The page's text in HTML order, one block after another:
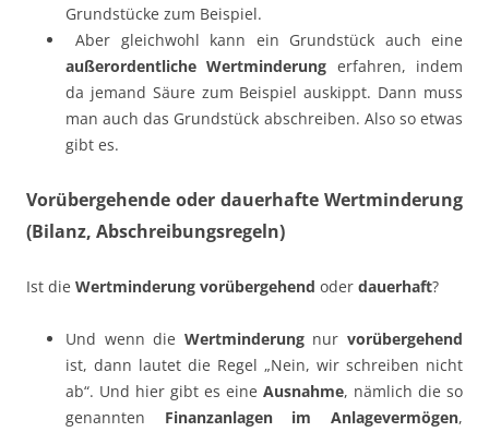
Grundstücke zum Beispiel.
Aber gleichwohl kann ein Grundstück auch eine
außerordentliche Wertminderung erfahren, indem
da jemand Säure zum Beispiel auskippt. Dann muss
man auch das Grundstück abschreiben. Also so etwas
gibt es.
Vorübergehende oder dauerhafte Wertminderung
(Bilanz, Abschreibungsregeln)
Ist die Wertminderung vorübergehend oder dauerhaft?
Und wenn die Wertminderungnurvorübergehend
ist, dann lautet die Regel „Nein, wir schreiben nicht
ab“. Und hier gibt es eine Ausnahme, nämlich die so
genannten Finanzanlagen im Anlagevermögen,